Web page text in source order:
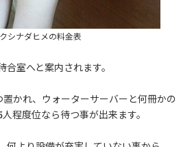
クシナダヒメの料金表
室へと案内されます。
かれ、ウォーターサーバーと何冊かの
程度位なら待つ事が出来ます。